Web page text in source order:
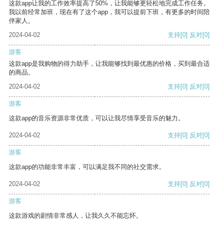
这款app让我的工作效率提高了50%，让我能够更轻松地完成工作任务。
我以前经常加班，现在有了这个app，我可以提前下班，有更多的时间陪
伴家人。
2024-04-02
支持[0] 反对[0]
游客
这款app是我购物的得力助手，让我能够找到最优惠的价格，买到最合适
的商品。
2024-04-02
支持[0] 反对[0]
游客
这款app的音乐资源非常优质，可以让我尽情享受音乐的魅力。
2024-04-02 支持[0] 反对[0]
游客
这款app的功能非常丰富，可以满足我不同的社交需求。
2024-04-02 支持[0] 反对[0]
游客
这款游戏的剧情非常感人，让我久久不能忘怀。